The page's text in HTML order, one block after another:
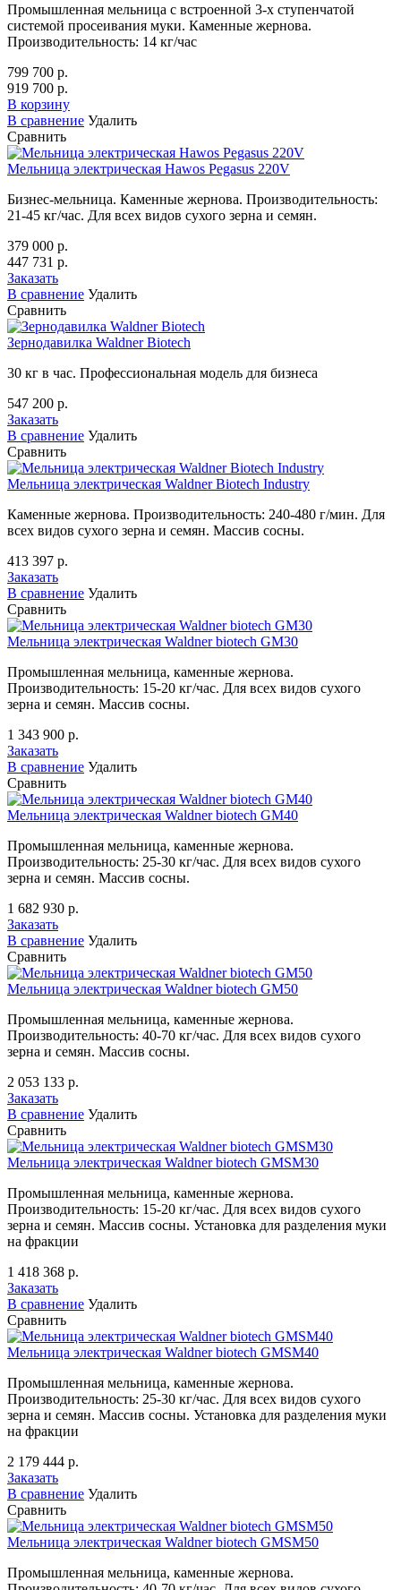
Промышленная мельница с встроенной 3-х ступенчатой
системой просеивания муки. Каменные жернова.
Производительность: 14 кг/час
799 700 р.
919 700 р.
В корзину
В сравнение Удалить
Сравнить
Мельница электрическая Hawos Pegasus 220V
Бизнес-мельница. Каменные жернова. Производительность:
21-45 кг/час. Для всех видов сухого зерна и семян.
379 000 р.
447 731 р.
Заказать
В сравнение Удалить
Сравнить
Зернодавилка Waldner Biotech
30 кг в час. Профессиональная модель для бизнеса
547 200 р.
Заказать
В сравнение Удалить
Сравнить
Мельница электрическая Waldner Biotech Industry
Каменные жернова. Производительность: 240-480 г/мин. Для
всех видов сухого зерна и семян. Массив сосны.
413 397 р.
Заказать
В сравнение Удалить
Сравнить
Мельница электрическая Waldner biotech GM30
Промышленная мельница, каменные жернова.
Производительность: 15-20 кг/час. Для всех видов сухого
зерна и семян. Массив сосны.
1 343 900 р.
Заказать
В сравнение Удалить
Сравнить
Мельница электрическая Waldner biotech GM40
Промышленная мельница, каменные жернова.
Производительность: 25-30 кг/час. Для всех видов сухого
зерна и семян. Массив сосны.
1 682 930 р.
Заказать
В сравнение Удалить
Сравнить
Мельница электрическая Waldner biotech GM50
Промышленная мельница, каменные жернова.
Производительность: 40-70 кг/час. Для всех видов сухого
зерна и семян. Массив сосны.
2 053 133 р.
Заказать
В сравнение Удалить
Сравнить
Мельница электрическая Waldner biotech GMSM30
Промышленная мельница, каменные жернова.
Производительность: 15-20 кг/час. Для всех видов сухого
зерна и семян. Массив сосны. Установка для разделения муки
на фракции
1 418 368 р.
Заказать
В сравнение Удалить
Сравнить
Мельница электрическая Waldner biotech GMSM40
Промышленная мельница, каменные жернова.
Производительность: 25-30 кг/час. Для всех видов сухого
зерна и семян. Массив сосны. Установка для разделения муки
на фракции
2 179 444 р.
Заказать
В сравнение Удалить
Сравнить
Мельница электрическая Waldner biotech GMSM50
Промышленная мельница, каменные жернова.